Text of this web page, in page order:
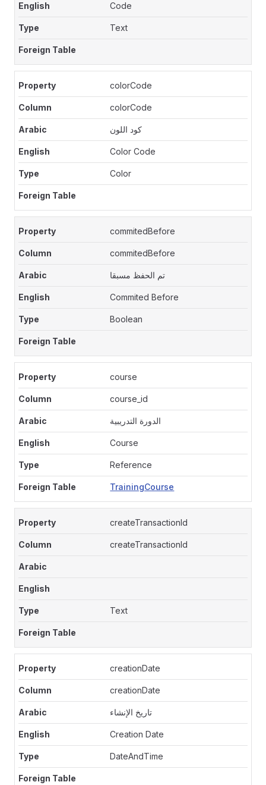
Code
Text
colorCode
colorCode
كود اللون
Color Code
Color
commitedBefore
commitedBefore
تم الحفظ مسبقا
Commited Before
Boolean
course
course_id
الدورة التدريبية
Course
Reference
TrainingCourse
createTransactionId
createTransactionId
Text
creationDate
creationDate
تاريخ الإنشاء
Creation Date
DateAndTime